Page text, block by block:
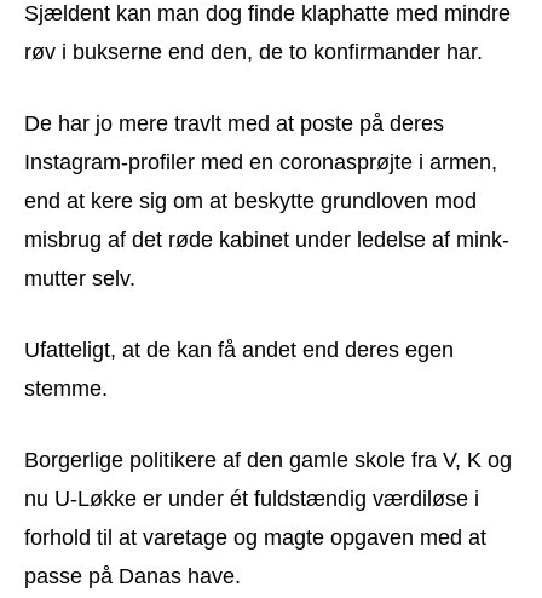
Sjældent kan man dog finde klaphatte med mindre
røv i bukserne end den, de to konfirmander har.
De har jo mere travlt med at poste på deres
Instagram-profiler med en coronasprøjte i armen,
end at kere sig om at beskytte grundloven mod
misbrug af det røde kabinet under ledelse af mink-
mutter selv.
Ufatteligt, at de kan få andet end deres egen
stemme.
Borgerlige politikere af den gamle skole fra V, K og
nu U-Løkke er under ét fuldstændig værdiløse i
forhold til at varetage og magte opgaven med at
passe på Danas have.